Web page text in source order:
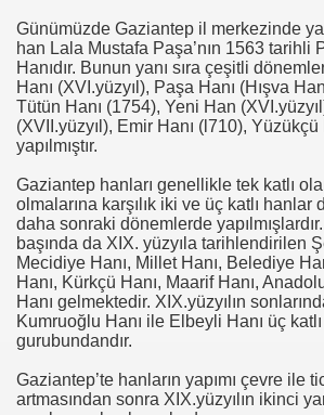
Günümüzde Gaziantep il merkezinde
han Lala Mustafa Paşa’nın 1563 tarihli
Hanıdır. Bunun yanı sıra çeşitli
Hanı (XVI.yüzyıl), Paşa Hanı (Hışva
Tütün Hanı (1754), Yeni Han
(XVII.yüzyıl), Emir Hanı (l710), Yüzükçü
yapılmıştır.
Gaziantep hanları genellikle tek katlı
olmalarına karşılık iki ve üç katlı hanlar
daha sonraki dönemlerde
başında da XIX. yüzyıla tarihlendirilen
Mecidiye Hanı, Millet Hanı, Belediye
Hanı, Kürkçü Hanı, Maarif Hanı,
Hanı gelmektedir. XIX.yüzyılın
Kumruoğlu Hanı ile Elbeyli Hanı üç
gurubundandır.
Gaziantep’te hanların yapımı çevre ile
artmasından sonra XIX.yüzyılın ikinci